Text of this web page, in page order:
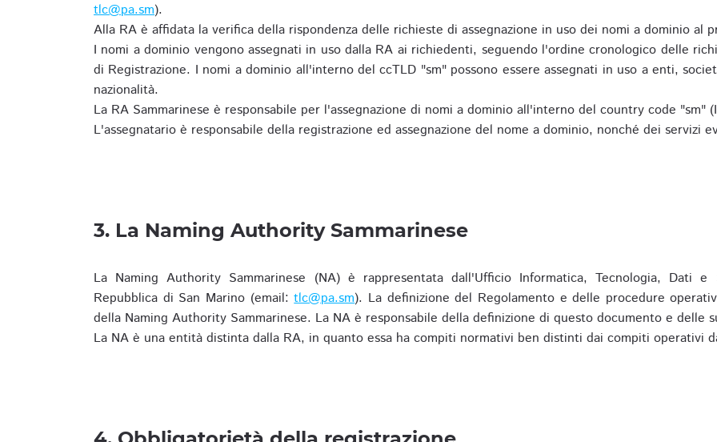
tlc@pa.sm).
Alla RA è affidata la verifica della rispondenza delle richieste di assegnazione in uso dei nomi a dominio al
I nomi a dominio vengono assegnati in uso dalla RA ai richiedenti, seguendo l'ordine cronologico delle
di Registrazione. I nomi a dominio all'interno del ccTLD "sm" possono essere assegnati in uso a enti,
nazionalità.
La RA Sammarinese è responsabile per l'assegnazione di nomi a dominio all'interno del country code "sm"
L'assegnatario è responsabile della registrazione ed assegnazione del nome a dominio, nonché dei servizi
3. La Naming Authority Sammarinese
La Naming Authority Sammarinese (NA) è rappresentata dall'Ufficio Informatica, Tecnologia, Dati
Repubblica di San Marino (email:tlc@pa.sm). La definizione del Regolamento e delle procedure
della Naming Authority Sammarinese. La NA è responsabile della definizione di questo documento e delle
La NA è una entità distinta dalla RA, in quanto essa ha compiti normativi ben distinti dai compiti operativi